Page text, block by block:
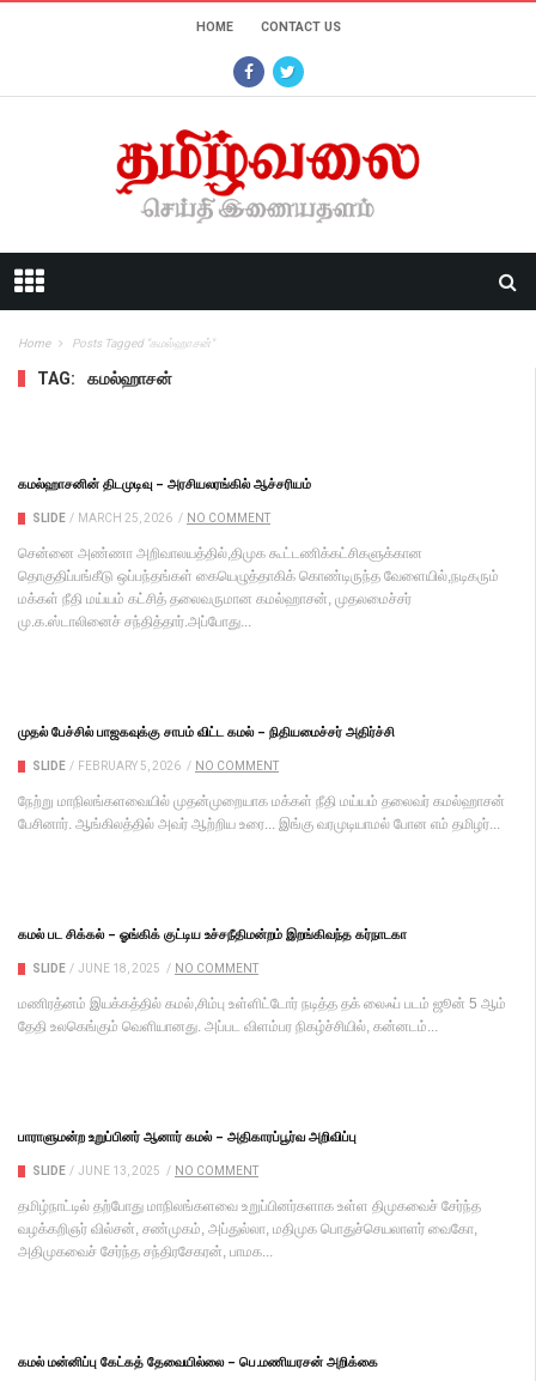
HOME CONTACT US
Home Posts Tagged "கமல்ஹாசன்"
TAG: கமல்ஹாசன்
கமல்ஹாசனின் திடமுடிவு – அரசியலரங்கில் ஆச்சரியம்
SLIDE / MARCH 25, 2026 / NO COMMENT
சென்னை அண்ணா அறிவாலயத்தில்,திமுக கூட்டணிக்கட்சிகளுக்கான
தொகுதிப்பங்கீடு ஒப்பந்தங்கள் கையெழுத்தாகிக் கொண்டிருந்த வேளையில்,நடிகரும்
மக்கள் நீதி மய்யம் கட்சித் தலைவருமான கமல்ஹாசன், முதலமைச்சர்
மு.க.ஸ்டாலினைச் சந்தித்தார்.அப்போது...
முதல் பேச்சில் பாஜகவுக்கு சாபம் விட்ட கமல் – நிதியமைச்சர் அதிர்ச்சி
SLIDE / FEBRUARY 5, 2026 / NO COMMENT
நேற்று மாநிலங்களவையில் முதன்முறையாக மக்கள் நீதி மய்யம் தலைவர் கமல்ஹாசன்
பேசினார். ஆங்கிலத்தில் அவர் ஆற்றிய உரை... இங்கு வரமுடியாமல் போன எம் தமிழர்...
கமல் பட சிக்கல் – ஓங்கிக் குட்டிய உச்சநீதிமன்றம் இறங்கிவந்த கர்நாடகா
SLIDE / JUNE 18, 2025 / NO COMMENT
மணிரத்னம் இயக்கத்தில் கமல்,சிம்பு உள்ளிட்டோர் நடித்த தக் லைஃப் படம் ஜூன் 5 ஆம்
தேதி உலகெங்கும் வெளியானது. அப்பட விளம்பர நிகழ்ச்சியில், கன்னடம்...
பாராளுமன்ற உறுப்பினர் ஆனார் கமல் – அதிகாரப்பூர்வ அறிவிப்பு
SLIDE / JUNE 13, 2025 / NO COMMENT
தமிழ்நாட்டில் தற்போது மாநிலங்களவை உறுப்பினர்களாக உள்ள திமுகவைச் சேர்ந்த
வழக்கறிஞர் வில்சன், சண்முகம், அப்துல்லா, மதிமுக பொதுச்செயலாளர் வைகோ,
அதிமுகவைச் சேர்ந்த சந்திரசேகரன், பாமக...
கமல் மன்னிப்பு கேட்கத் தேவையில்லை – பெ.மணியரசன் அறிக்கை